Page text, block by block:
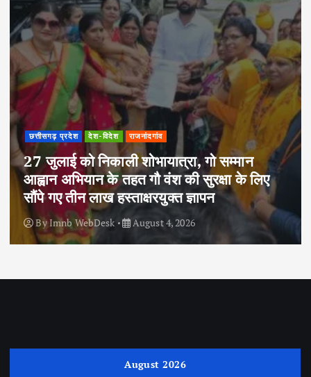
छत्तीसगढ़ प्रदेश देश-विदेश राजनांदगांव
27 जुलाई को निकाली शोभायात्रा, गो सम्मान
आह्वान अभियान के तहत गौ वंश की सुरक्षा के लिए
सौंपे गए तीन लाख हस्ताक्षरयुक्त ज्ञापन
ByImnb WebDesk August 4, 2026
August 2026